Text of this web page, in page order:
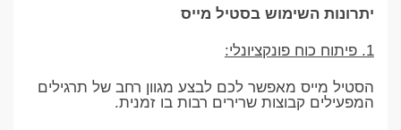
יתרונות השימוש בסטיל מייס
1. פיתוח כוח פונקציונלי:
הסטיל מייס מאפשר לכם לבצע מגוון רחב של תרגילים
המפעילים קבוצות שרירים רבות בו זמנית.